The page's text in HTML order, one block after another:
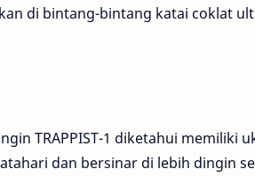
di bintang-bintang katai coklat
TRAPPIST-1 diketahui memiliki
dan bersinar di lebih dingin